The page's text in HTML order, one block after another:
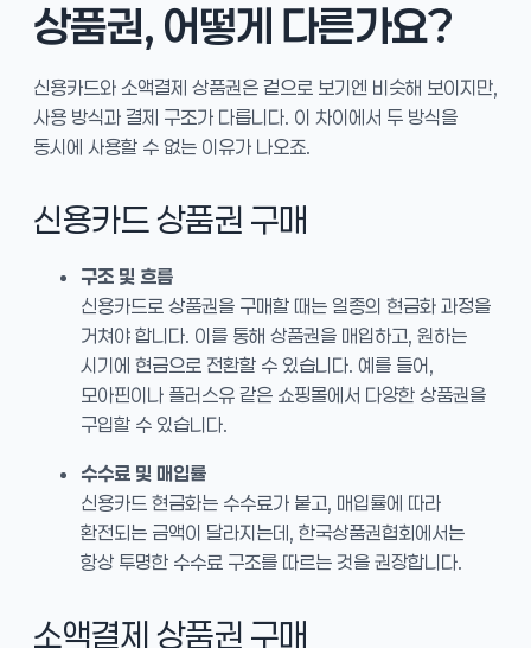
상품권, 어떻게 다른가요?
신용카드와 소액결제 상품권은 겉으로 보기엔 비슷해 보이지만,
사용 방식과 결제 구조가 다릅니다. 이 차이에서 두 방식을
동시에 사용할 수 없는 이유가 나오죠.
신용카드 상품권 구매
구조 및 흐름
신용카드로 상품권을 구매할 때는 일종의 현금화 과정을
거쳐야 합니다. 이를 통해 상품권을 매입하고, 원하는
시기에 현금으로 전환할 수 있습니다. 예를 들어,
모아핀이나 플러스유 같은 쇼핑몰에서 다양한 상품권을
구입할 수 있습니다.
수수료 및 매입률
신용카드 현금화는 수수료가 붙고, 매입률에 따라
환전되는 금액이 달라지는데, 한국상품권협회에서는
항상 투명한 수수료 구조를 따르는 것을 권장합니다.
소액결제 상품권 구매